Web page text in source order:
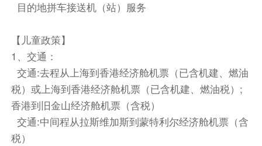
令人心旷神怡。 小镇的尽头走白色的沙滩和碧绿
色的大海，许多当地居民喜欢来此戏浪、晒日光
浴。小镇已经有百年历史了，街口有一块排子，是
为了纪念卡梅尔小镇建镇一百周年所立，来到卡梅
尔小镇的游客都会来此处合影留念。
【17英里海湾】--在蒙特雷半岛的翡翠海岸线上，
一条付费公路如珍珠项链般串起20个景观——这
里就是17英里海湾。不仅是高尔夫球场聚集地，
目的地拼车接送机（站）服务
【儿童政策】
1、交通：
交通:去程从上海到香港经济舱机票（已含机建、燃油
税）或上海到香港经济舱机票（已含机建、燃油税）;
香港到旧金山经济舱机票（含税）
交通:中间程从拉斯维加斯到蒙特利尔经济舱机票（含
税）